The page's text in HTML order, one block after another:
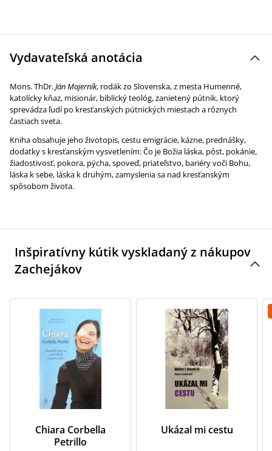
Vydavateľská anotácia
Mons. ThDr.Ján Majerník, rodák zo Slovenska, z mesta Humenné,
katolícky kňaz, misionár, biblický teológ, zanietený pútnik, ktorý
sprevádza ľudí po kresťanských pútnických miestach a rôznych
častiach sveta.
Kniha obsahuje jeho životopis, cestu emigrácie, kázne, prednášky,
dodatky s kresťanským vysvetlením: Čo je Božia láska, pôst, pokánie,
žiadostivosť, pokora, pýcha, spoveď, priateľstvo, bariéry voči Bohu,
láska k sebe, láska k druhým, zamyslenia sa nad kresťanským
spôsobom života.
Inšpiratívny kútik vyskladaný z nákupov
Zachejákov
Chiara Corbella
Petrillo
Ukázal mi cestu